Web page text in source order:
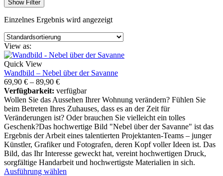
Show Filter
Einzelnes Ergebnis wird angezeigt
View as:
Quick View
Wandbild – Nebel über der Savanne
69,90 € – 89,90 €
Verfügbarkeit: verfügbar
Wollen Sie das Aussehen Ihrer Wohnung verändern? Fühlen Sie
beim Betreten Ihres Zuhauses, dass es an der Zeit für
Veränderungen ist? Oder brauchen Sie vielleicht ein tolles
Geschenk?Das hochwertige Bild "Nebel über der Savanne" ist das
Ergebnis der Arbeit eines talentierten Projektanten-Teams – junger
Künstler, Grafiker und Fotografen, deren Kopf voller Ideen ist. Das
Bild, das Ihr Interesse geweckt hat, vereint hochwertigen Druck,
sorgfältige Handarbeit und hochwertigste Materialien in sich.
Ausführung wählen